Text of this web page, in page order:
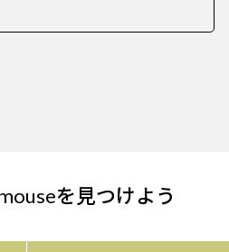
を見つけよう